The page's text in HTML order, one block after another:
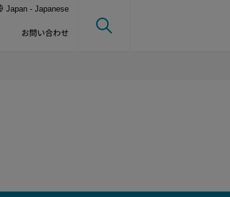
Japan - Japanese
お問い合わせ